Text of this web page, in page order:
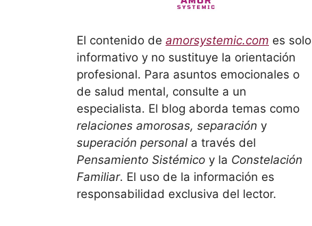
El contenido de amorsystemic.com es solo
informativo y no sustituye la orientación
profesional. Para asuntos emocionales o
de salud mental, consulte a un
especialista. El blog aborda temas como
relaciones amorosas, separación y
superación personal a través del
Pensamiento Sistémico y la Constelación
Familiar. El uso de la información es
responsabilidad exclusiva del lector.